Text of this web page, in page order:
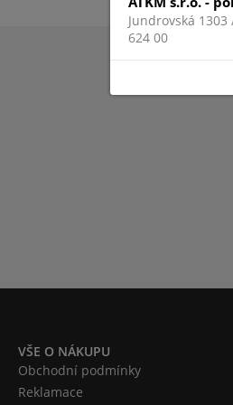
VŠE O NÁKUPU
Obchodní podmínky
Reklamace
Jundrovská
624 00